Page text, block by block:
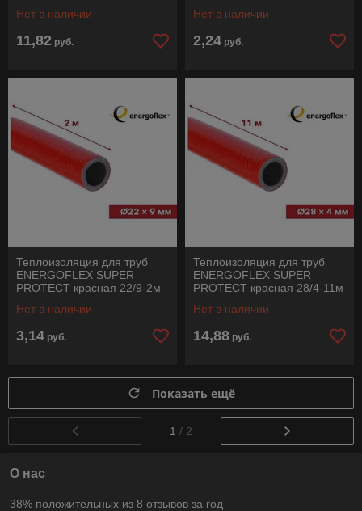
Нет в наличии
11,82 руб.
Нет в наличии
2,24 руб.
Теплоизоляция для труб
ENERGOFLEX SUPER
PROTECT красная 22/9-2м
Нет в наличии
3,14 руб.
Теплоизоляция для труб
ENERGOFLEX SUPER
PROTECT красная 28/4-11м
Нет в наличии
14,88 руб.
Показать ещё
1 / 2
О нас
38% положительных из 8 отзывов за год